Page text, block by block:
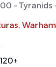
– Tyranids
,
120+